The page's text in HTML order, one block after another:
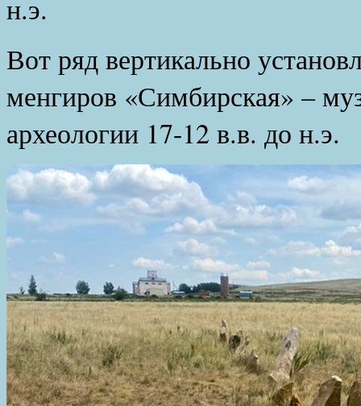
н.э.
Вот ряд вертикально
менгиров «Симбирская» –
археологии 17-12 в.в. до н.э.